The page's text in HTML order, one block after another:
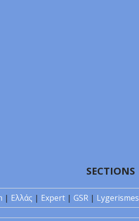
SECTIONS
| Ελλάς | Expert | GSR | Lygerismes